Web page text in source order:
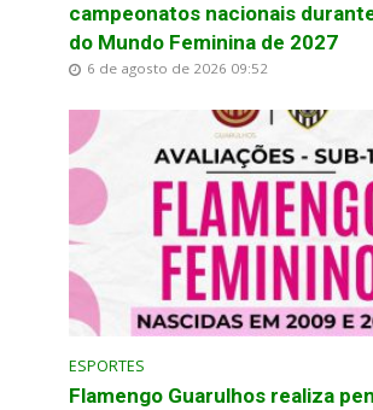
campeonatos nacionais
do Mundo Feminina de 2027
6 de agosto de 2026 09:52
ESPORTES
Flamengo Guarulhos realiza